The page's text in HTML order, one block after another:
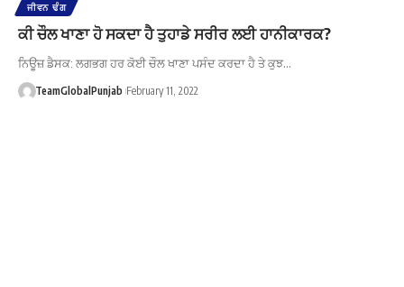
ਜੀਵਨ ਢੰਗ
ਕੀ ਚੌਲ ਖਾਣਾ ਹੋ ਸਕਦਾ ਹੈ ਤੁਹਾਡੇ ਸਰੀਰ ਲਈ ਹਾਨੀਕਾਰਕ?
ਨਿਊਜ਼ ਡੈਸਕ: ਲਗਭਗ ਹਰ ਕੋਈ ਚੌਲ ਖਾਣਾ ਪਸੰਦ ਕਰਦਾ ਹੈ ਤੇ ਕੁਝ…
TeamGlobalPunjab February 11, 2022